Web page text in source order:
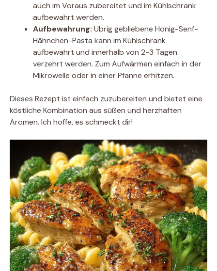
auch im Voraus zubereitet und im Kühlschrank
aufbewahrt werden.
Aufbewahrung: Übrig gebliebene Honig-Senf-
Hähnchen-Pasta kann im Kühlschrank
aufbewahrt und innerhalb von 2-3 Tagen
verzehrt werden. Zum Aufwärmen einfach in der
Mikrowelle oder in einer Pfanne erhitzen.
Dieses Rezept ist einfach zuzubereiten und bietet eine
köstliche Kombination aus süßen und herzhaften
Aromen. Ich hoffe, es schmeckt dir!